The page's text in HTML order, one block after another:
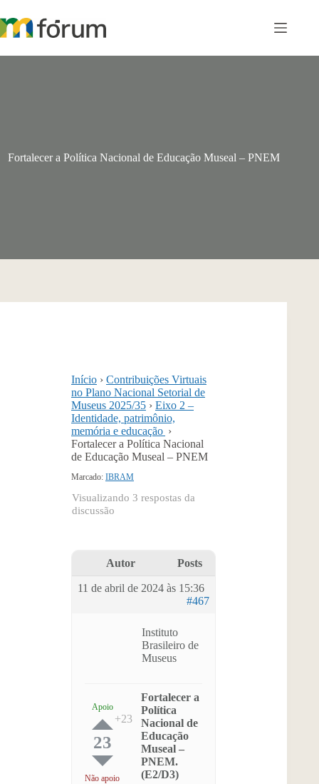
para
o
Fortalecer a Política Nacional de Educação Museal – PNEM
Início › Contribuições Virtuais
no Plano Nacional Setorial de
Museus 2025/35 › Eixo 2 –
Identidade, patrimônio,
memória e educação ›
Fortalecer a Política Nacional
de Educação Museal – PNEM
Marcado: IBRAM
Visualizando 3 respostas da
discussão
Autor Posts
11 de abril de 2024 às 15:36
#467
Instituto
Brasileiro de
Museus
Apoio
23
Não apoio
Fortalecer a
Política
Nacional de
Educação
Museal –
PNEM.
(E2/D3)